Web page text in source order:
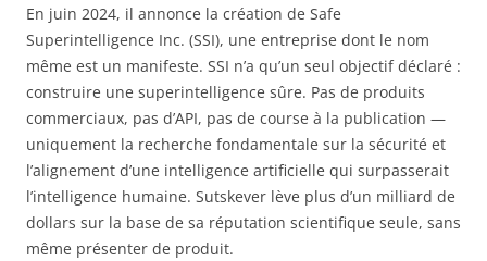
En juin 2024, il annonce la création de Safe
Superintelligence Inc. (SSI), une entreprise dont le nom
même est un manifeste. SSI n’a qu’un seul objectif déclaré :
construire une superintelligence sûre. Pas de produits
commerciaux, pas d’API, pas de course à la publication —
uniquement la recherche fondamentale sur la sécurité et
l’alignement d’une intelligence artificielle qui surpasserait
l’intelligence humaine. Sutskever lève plus d’un milliard de
dollars sur la base de sa réputation scientifique seule, sans
même présenter de produit.